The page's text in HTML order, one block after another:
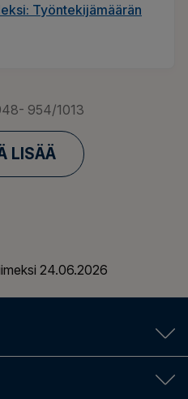
Työntekijämäärän
954/1013
LISÄÄ
24.06.2026